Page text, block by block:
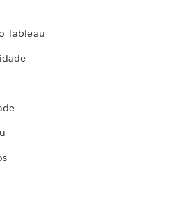
Tableau